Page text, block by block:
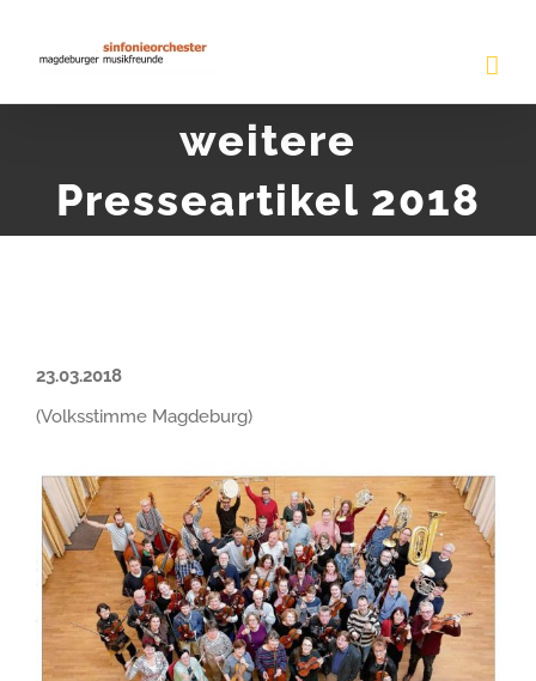
Inhalt
springen
weitere
Presseartikel 2018
23.03.2018
(Volksstimme Magdeburg)